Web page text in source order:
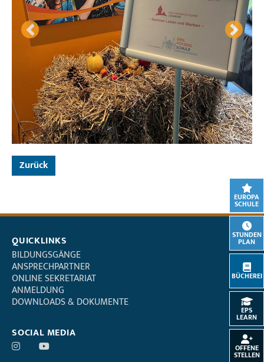
EUROPA
SCHULE
STUNDEN
PLAN
BÜCHEREI
EPS
LEARN
OFFENE
STELLEN
Previous Next
Zurück
QUICKLINKS
BILDUNGSGÄNGE
ANSPRECHPARTNER
ONLINE SEKRETARIAT
ANMELDUNG
DOWNLOADS & DOKUMENTE
SOCIAL MEDIA